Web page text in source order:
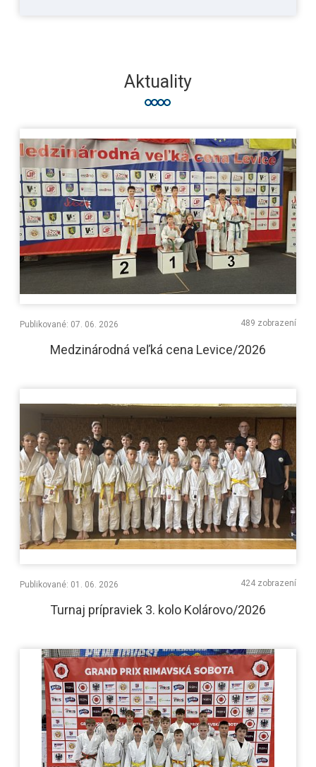
Aktuality
Publikované: 07. 06. 2026 489 zobrazení
Medzinárodná veľká cena Levice/2026
Publikované: 01. 06. 2026 424 zobrazení
Turnaj prípraviek 3. kolo Kolárovo/2026